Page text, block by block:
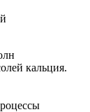
кальция.